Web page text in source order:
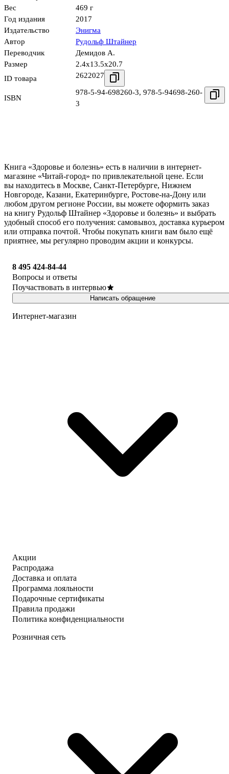
Вес
469 г
Год издания
2017
Издательство
Энигма
Автор
Рудольф Штайнер
Переводчик
Демидов А.
Размер
2.4x13.5x20.7
ID товара
2622027
ISBN
978-5-94-698260-3, 978-5-94698-260-
3
Книга «Здоровье и болезнь» есть в наличии в интернет-
магазине «Читай-город» по привлекательной цене. Если
вы находитесь в Москве, Санкт-Петербурге, Нижнем
Новгороде, Казани, Екатеринбурге, Ростове-на-Дону или
любом другом регионе России, вы можете оформить заказ
на книгу Рудольф Штайнер «Здоровье и болезнь» и выбрать
удобный способ его получения: самовывоз, доставка курьером
или отправка почтой. Чтобы покупать книги вам было ещё
приятнее, мы регулярно проводим акции и конкурсы.
8 495 424-84-44
Вопросы и ответы
Поучаствовать в интервью
Написать обращение
Интернет-магазин
Акции
Распродажа
Доставка и оплата
Программа лояльности
Подарочные сертификаты
Правила продажи
Политика конфиденциальности
Розничная сеть